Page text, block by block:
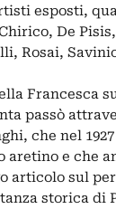
esposti,
De
Rosai,
Francesca
passò
che nel
aretino e che
articolo sul
storica di